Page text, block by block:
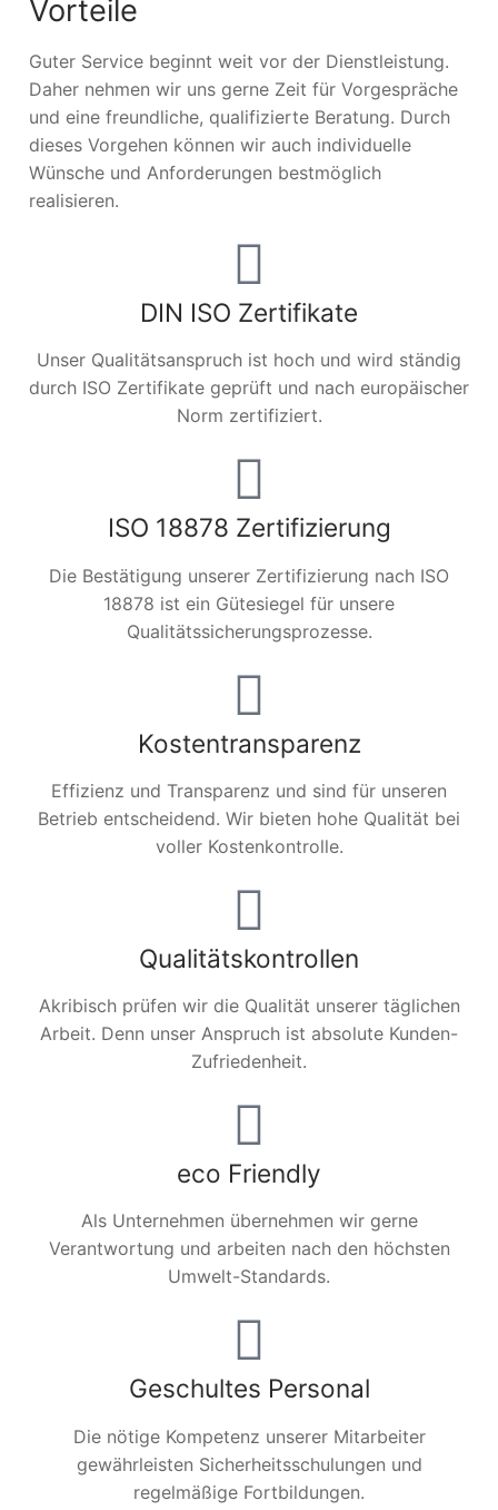
Vorteile
Guter Service beginnt weit vor der Dienstleistung.
Daher nehmen wir uns gerne Zeit für Vorgespräche
und eine freundliche, qualifizierte Beratung. Durch
dieses Vorgehen können wir auch individuelle
Wünsche und Anforderungen bestmöglich
realisieren.
DIN ISO Zertifikate
Unser Qualitätsanspruch ist hoch und wird ständig
durch ISO Zertifikate geprüft und nach europäischer
Norm zertifiziert.
ISO 18878 Zertifizierung
Die Bestätigung unserer Zertifizierung nach ISO
18878 ist ein Gütesiegel für unsere
Qualitätssicherungsprozesse.
Kostentransparenz
Effizienz und Transparenz und sind für unseren
Betrieb entscheidend. Wir bieten hohe Qualität bei
voller Kostenkontrolle.
Qualitätskontrollen
Akribisch prüfen wir die Qualität unserer täglichen
Arbeit. Denn unser Anspruch ist absolute Kunden-
Zufriedenheit.
eco Friendly
Als Unternehmen übernehmen wir gerne
Verantwortung und arbeiten nach den höchsten
Umwelt-Standards.
Geschultes Personal
Die nötige Kompetenz unserer Mitarbeiter
gewährleisten Sicherheitsschulungen und
regelmäßige Fortbildungen.